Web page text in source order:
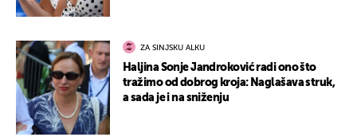
ZA SINJSKU ALKU
Haljina Sonje Jandroković radi ono što
tražimo od dobrog kroja: Naglašava struk,
a sada je i na sniženju